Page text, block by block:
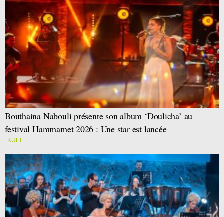
Bouthaina Nabouli présente son album ‘Doulicha’ au
festival Hammamet 2026 : Une star est lancée
KULT